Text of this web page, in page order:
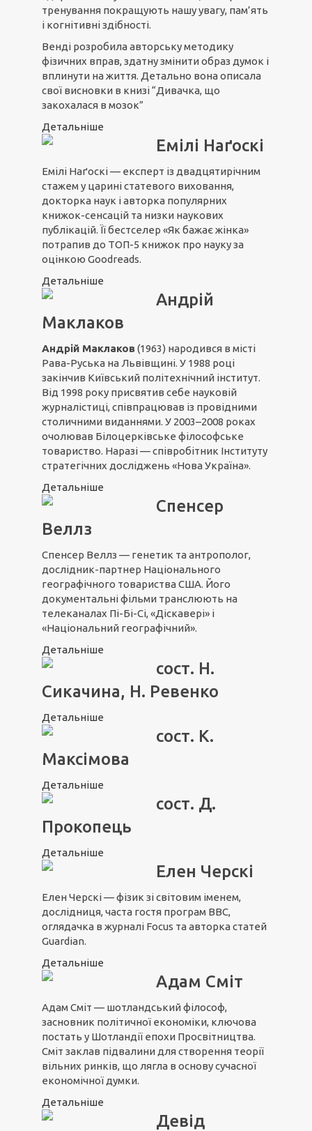
тренування покращують нашу увагу, пам’ять
і когнітивні здібності.
Венді розробила авторську методику
фізичних вправ, здатну змінити образ думок і
вплинути на життя. Детально вона описала
свої висновки в книзі “Дивачка, що
закохалася в мозок”
Детальніше
Емілі Наґоскі
Емілі Наґоскі — експерт із двадцятирічним
стажем у царині статевого виховання,
докторка наук і авторка популярних
книжок-сенсацій та низки наукових
публікацій. Її бестселер «Як бажає жінка»
потрапив до ТОП-5 книжок про науку за
оцінкою Goodreads.
Детальніше
Андрій
Маклаков
Андрій Маклаков(1963) народився в місті
Рава-Руська на Львівщині. У 1988 році
закінчив Київський політехнічний інститут.
Від 1998 року присвятив себе науковій
журналістиці, співпрацював із провідними
столичними виданнями. У 2003–2008 роках
очолював Білоцерківське філософське
товариство. Наразі — співробітник Інституту
стратегічних досліджень «Нова Україна».
Детальніше
Спенсер
Веллз
Спенсер Веллз — генетик та антрополог,
дослідник-партнер Національного
географічного товариства США. Його
документальні фільми транслюють на
телеканалах Пі-Бі-Сі, «Діскавері» і
«Національний географічний».
Детальніше
сост. Н.
Сикачина, Н. Ревенко
Детальніше
сост. К.
Максімова
Детальніше
сост. Д.
Прокопець
Детальніше
Елен Черскі
Елен Черскі — фізик зі світовим іменем,
дослідниця, часта гостя програм ВВС,
оглядачка в журналі Focus та авторка статей
Guardian.
Детальніше
Адам Сміт
Адам Сміт — шотландський філософ,
засновник політичної економіки, ключова
постать у Шотландії епохи Просвітництва.
Сміт заклав підвалини для створення теорії
вільних ринків, що лягла в основу сучасної
економічної думки.
Детальніше
Девід